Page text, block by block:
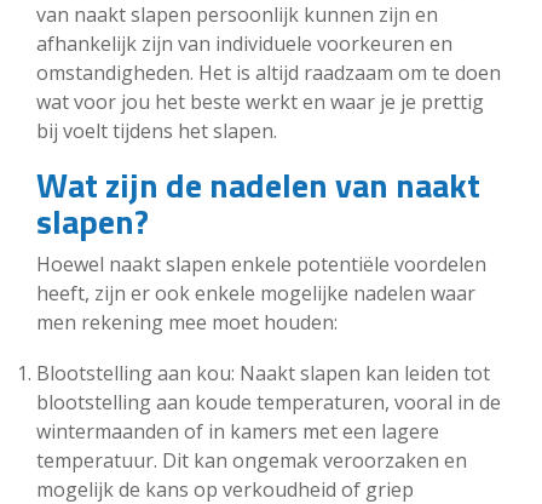
van naakt slapen persoonlijk kunnen zijn en
afhankelijk zijn van individuele voorkeuren en
omstandigheden. Het is altijd raadzaam om te doen
wat voor jou het beste werkt en waar je je prettig
bij voelt tijdens het slapen.
Wat zijn de nadelen van naakt
slapen?
Hoewel naakt slapen enkele potentiële voordelen
heeft, zijn er ook enkele mogelijke nadelen waar
men rekening mee moet houden:
Blootstelling aan kou: Naakt slapen kan leiden tot
blootstelling aan koude temperaturen, vooral in de
wintermaanden of in kamers met een lagere
temperatuur. Dit kan ongemak veroorzaken en
mogelijk de kans op verkoudheid of griep